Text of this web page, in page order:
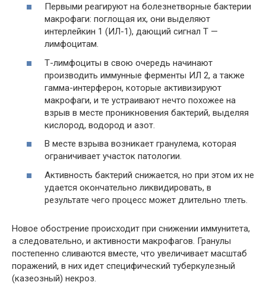
Первыми реагируют на болезнетворные бактерии
макрофаги: поглощая их, они выделяют
интерлейкин 1 (ИЛ-1), дающий сигнал Т —
лимфоцитам.
Т-лимфоциты в свою очередь начинают
производить иммунные ферменты ИЛ 2, а также
гамма-интерферон, которые активизируют
макрофаги, и те устраивают нечто похожее на
взрыв в месте проникновения бактерий, выделяя
кислород, водород и азот.
В месте взрыва возникает гранулема, которая
ограничивает участок патологии.
Активность бактерий снижается, но при этом их не
удается окончательно ликвидировать, в
результате чего процесс может длительно тлеть.
Новое обострение происходит при снижении иммунитета,
а следовательно, и активности макрофагов. Гранулы
постепенно сливаются вместе, что увеличивает масштаб
поражений, в них идет специфический туберкулезный
(казеозный) некроз.